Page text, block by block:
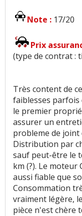
Note : 17/20
Prix
(type de contrat :
Très content de
faiblesses parfois
le premier
assurer un
probleme de joint
Distribution par
sauf peut-être le
km (?). Le moteur
aussi fiable que
Consommation
vraiment légère,
pièce n'est chère